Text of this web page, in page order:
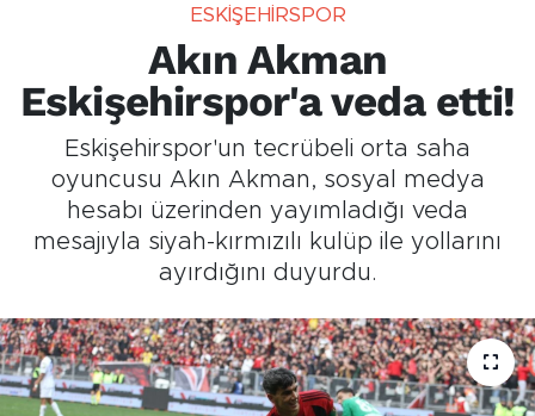
ESKİŞEHİRSPOR
Akın Akman
Eskişehirspor'a veda etti!
Eskişehirspor'un tecrübeli orta saha
oyuncusu Akın Akman, sosyal medya
hesabı üzerinden yayımladığı veda
mesajıyla siyah-kırmızılı kulüp ile yollarını
ayırdığını duyurdu.